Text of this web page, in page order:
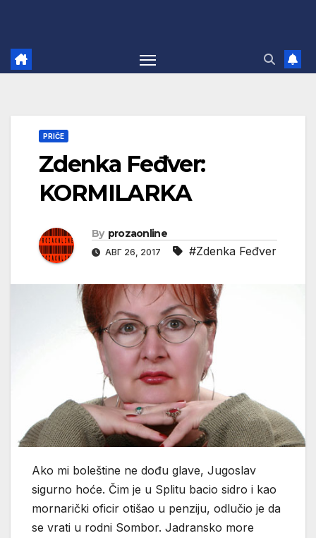
PRIČE
Zdenka Feđver:
KORMILARKA
By prozaonline
АВГ 26, 2017 #Zdenka Feđver
Ako mi boleštine ne dođu glave, Jugoslav
sigurno hoće. Čim je u Splitu bacio sidro i kao
mornarički oficir otišao u penziju, odlučio je da
se vrati u rodni Sombor. Jadransko more